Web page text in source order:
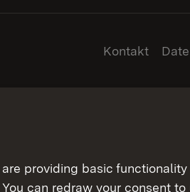
Kontakt
providing basic
can redraw your consent